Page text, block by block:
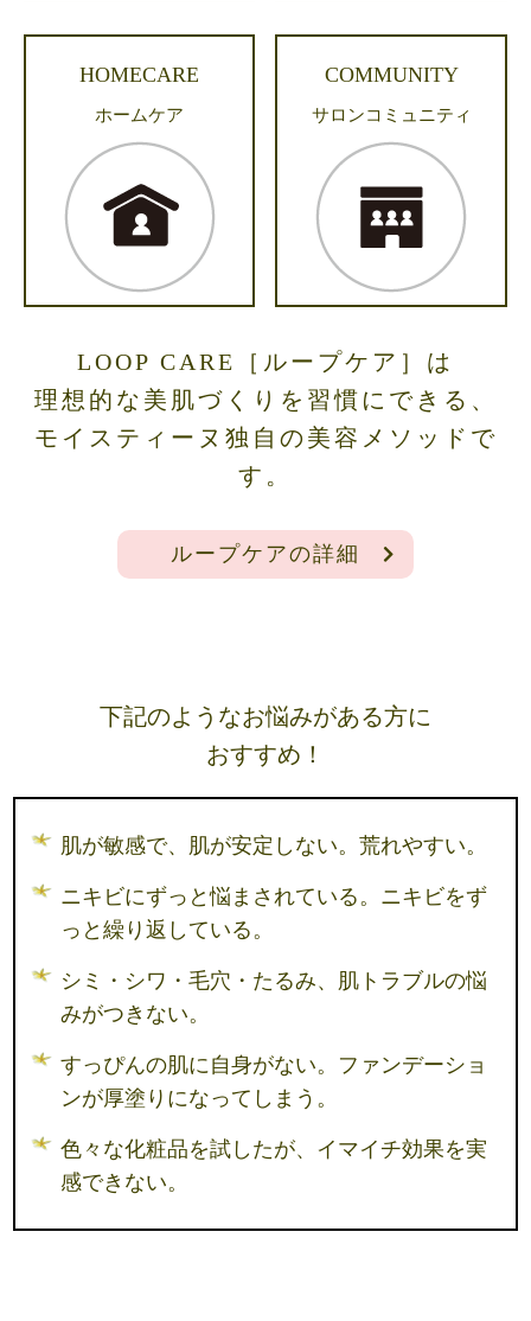
HOMECARE
ホームケア
COMMUNITY
サロンコミュニティ
LOOP CARE［ループケア］は
理想的な美肌づくりを習慣にできる、
モイスティーヌ独自の美容メソッドで
す。
ループケアの詳細
下記のようなお悩みがある方に
おすすめ！
肌が敏感で、肌が安定しない。荒れやすい。
ニキビにずっと悩まされている。ニキビをず
っと繰り返している。
シミ・シワ・毛穴・たるみ、肌トラブルの悩
みがつきない。
すっぴんの肌に自身がない。ファンデーショ
ンが厚塗りになってしまう。
色々な化粧品を試したが、イマイチ効果を実
感できない。